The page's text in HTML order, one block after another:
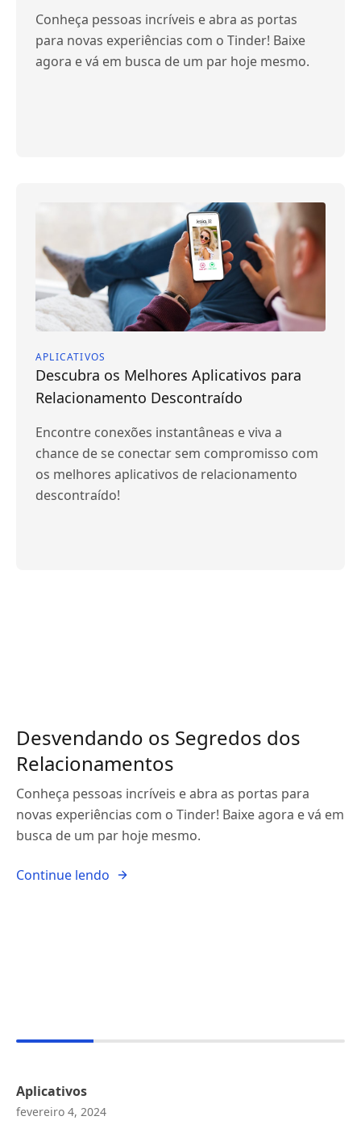
Conheça pessoas incríveis e abra as portas
para novas experiências com o Tinder! Baixe
agora e vá em busca de um par hoje mesmo.
APLICATIVOS
Descubra os Melhores Aplicativos para
Relacionamento Descontraído
Encontre conexões instantâneas e viva a
chance de se conectar sem compromisso com
os melhores aplicativos de relacionamento
descontraído!
Desvendando os Segredos dos
Relacionamentos
Conheça pessoas incríveis e abra as portas para
novas experiências com o Tinder! Baixe agora e vá em
busca de um par hoje mesmo.
Continue lendo
Aplicativos
fevereiro 4, 2024